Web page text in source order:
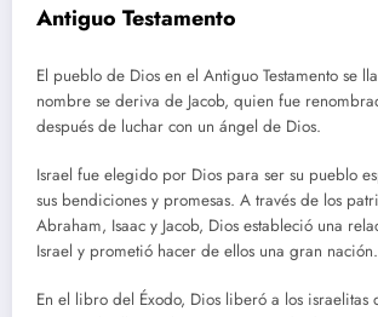
Antiguo Testamento
El pueblo de Dios en el Antiguo Testamento se
nombre se deriva de Jacob, quien fue
después de luchar con un ángel de Dios.
Israel fue elegido por Dios para ser su pueblo
sus bendiciones y promesas. A través de los
Abraham, Isaac y Jacob, Dios estableció una
Israel y prometió hacer de ellos una gran nación.
En el libro del Éxodo, Dios liberó a los israelitas